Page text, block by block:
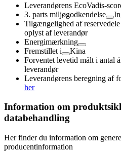
Leverandørens EcoVadis-
3. parts miljøgodkendelse
Tilgængelighed af
oplyst af leverandør
Energimærkning
Fremstillet i
Kina
Forventet levetid målt i antal
leverandør
Leverandørens beregning af
her
Information om
databehandling
Her finder du information om
producentinformation